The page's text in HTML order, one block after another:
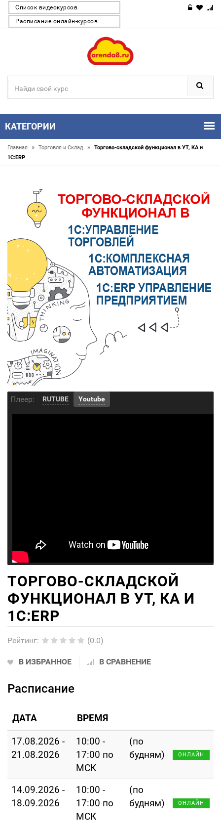
Список видеокурсов
Расписание онлайн-курсов
КАТЕГОРИИ
Главная » Торговля и Склaд »
Торгово-складской функционал в УТ, КА и
1С:ERP
Плеер: RUTUBE Youtube
ТОРГОВО-СКЛАДСКОЙ
ФУНКЦИОНАЛ В УТ, КА И
1С:ERP
Рейтинг: (0.0)
В ИЗБРАННОЕ В СРАВНЕНИЕ
Расписание
ДАТА ВРЕМЯ
17.08.2026 -
21.08.2026
10:00 -
17:00 по
МСК
(по
будням)
ОНЛАЙН
14.09.2026 -
18.09.2026
10:00 -
17:00 по
МСК
(по
будням)
ОНЛАЙН